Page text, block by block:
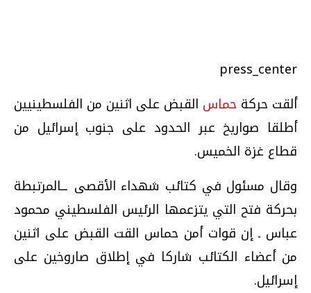
press_center
ألقت حركة حماس القبض على اثنين من الفلسطينيين
أطلقا صواريخ عبر الحدود على جنوب إسرائيل من
قطاع غزة الخميس.
وقال مسئول في كتائب شهداء الأقصى ــالمرتبطة
بحركة فتح التي يتزعمها الرئيس الفلسطيني محمود
عباس ـ إن قوات أمن حماس القت القبض على اثنين
من أعضاء الكتائب شاركا في إطلاق صاروخين على
إسرائيل.